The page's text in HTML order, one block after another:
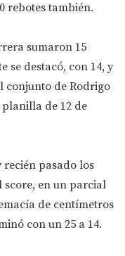
rebotes también.
sumaron 15
se destacó, con 14, y
conjunto de Rodrigo
planilla de 12 de
pasado los
score, en un parcial
de centímetros
con un 25 a 14.